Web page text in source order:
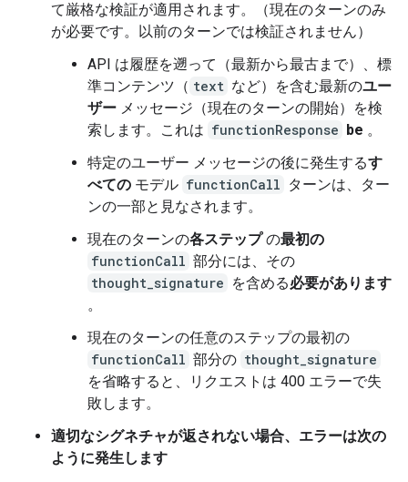
て厳格な検証が適用されます。（現在のターンのみ
が必要です。以前のターンでは検証されません）
API は履歴を遡って（最新から最古まで）、標
準コンテンツ（ text など）を含む最新のユー
ザー メッセージ（現在のターンの開始）を検
索します。これは functionResponse be 。
特定のユーザー メッセージの後に発生するす
べての モデル functionCall ターンは、ター
ンの一部と見なされます。
現在のターンの各ステップの最初の
functionCall 部分には、その
thought_signature を含める必要があります
。
現在のターンの任意のステップの最初の
functionCall 部分の thought_signature
を省略すると、リクエストは 400 エラーで失
敗します。
適切なシグネチャが返されない場合、エラーは次の
ように発生します